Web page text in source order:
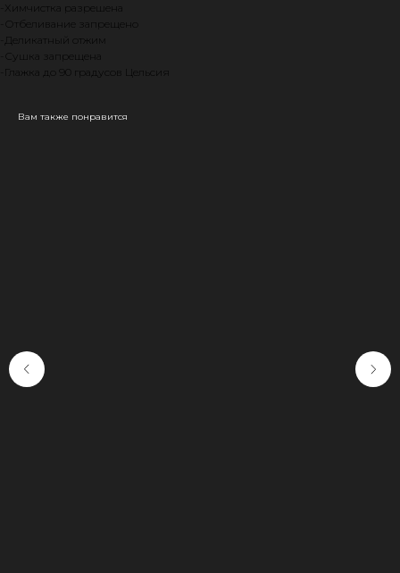
-Химчистка разрешена
-Отбеливание запрещено
-Деликатный отжим
-Сушка запрещена
-Глажка до 90 градусов Цельсия
Вам также понравится